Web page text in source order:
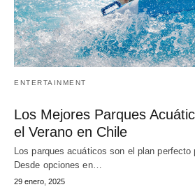
ENTERTAINMENT
Los Mejores Parques
el Verano en Chile
Los parques acuáticos son el plan perfecto
Desde opciones en…
29 enero, 2025